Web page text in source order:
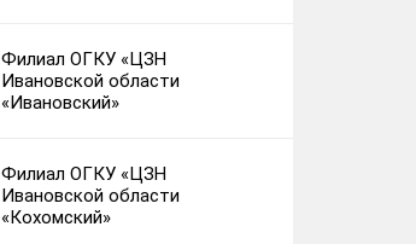
Филиал ОГКУ «ЦЗН
Ивановской области
«Ивановский»
Филиал ОГКУ «ЦЗН
Ивановской области
«Кохомский»